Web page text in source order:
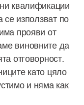
квалификации
се използват по
прояви от
виновните да
отговорност.
като цяло
и няма как